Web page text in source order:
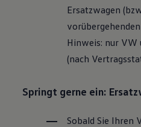
Ersatzwagen
Hinweis: nur VW
(nach
Springt gerne ein:
Sobald Sie Ihren